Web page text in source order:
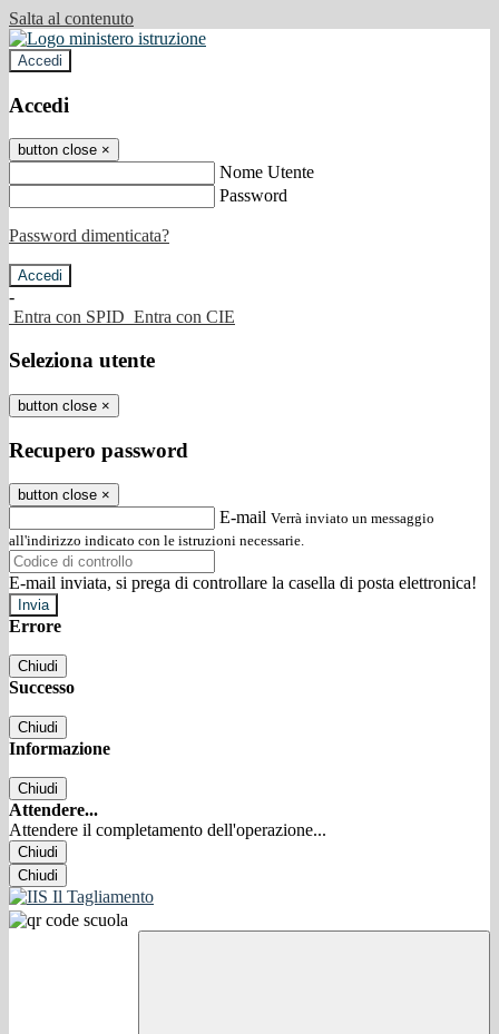
Salta al contenuto
Accedi
Accedi
button close ×
Nome Utente
Password
Password dimenticata?
-
Entra con SPID Entra con CIE
Seleziona utente
button close ×
Recupero password
button close ×
E-mail Verrà inviato un messaggio
all'indirizzo indicato con le istruzioni necessarie.
E-mail inviata, si prega di controllare la casella di posta elettronica!
Errore
Chiudi
Successo
Chiudi
Informazione
Chiudi
Attendere...
Attendere il completamento dell'operazione...
Chiudi
Chiudi